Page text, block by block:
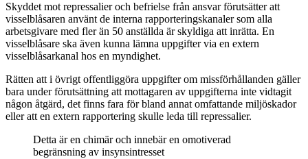
Skyddet mot repressalier och befrielse från ansvar förutsätter att
visselblåsaren använt de interna rapporteringskanaler som alla
arbetsgivare med fler än 50 anställda är skyldiga att inrätta. En
visselblåsare ska även kunna lämna uppgifter via en extern
visselblåsarkanal hos en myndighet.
Rätten att i övrigt offentliggöra uppgifter om missförhållanden gäller
bara under förutsättning att mottagaren av uppgifterna inte vidtagit
någon åtgärd, det finns fara för bland annat omfattande miljöskador
eller att en extern rapportering skulle leda till repressalier.
Detta är en chimär och innebär en omotiverad
begränsning av insynsintresset